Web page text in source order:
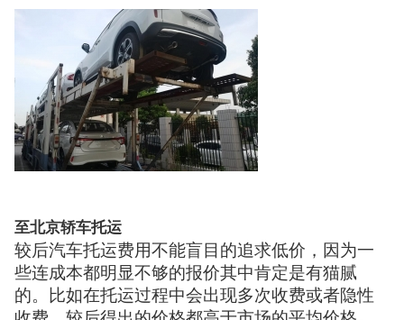
至北京轿车托运
较后汽车托运费用不能盲目的追求低价，因为一
些连成本都明显不够的报价其中肯定是有猫腻
的。比如在托运过程中会出现多次收费或者隐性